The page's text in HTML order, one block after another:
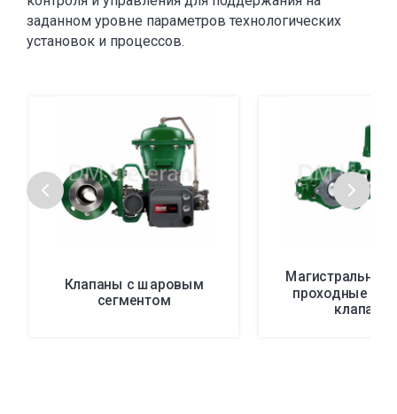
заданном уровне параметров технологических
установок и процессов.
Клапаны с шаровым
сегментом
Магистральные
проходные
клапаны